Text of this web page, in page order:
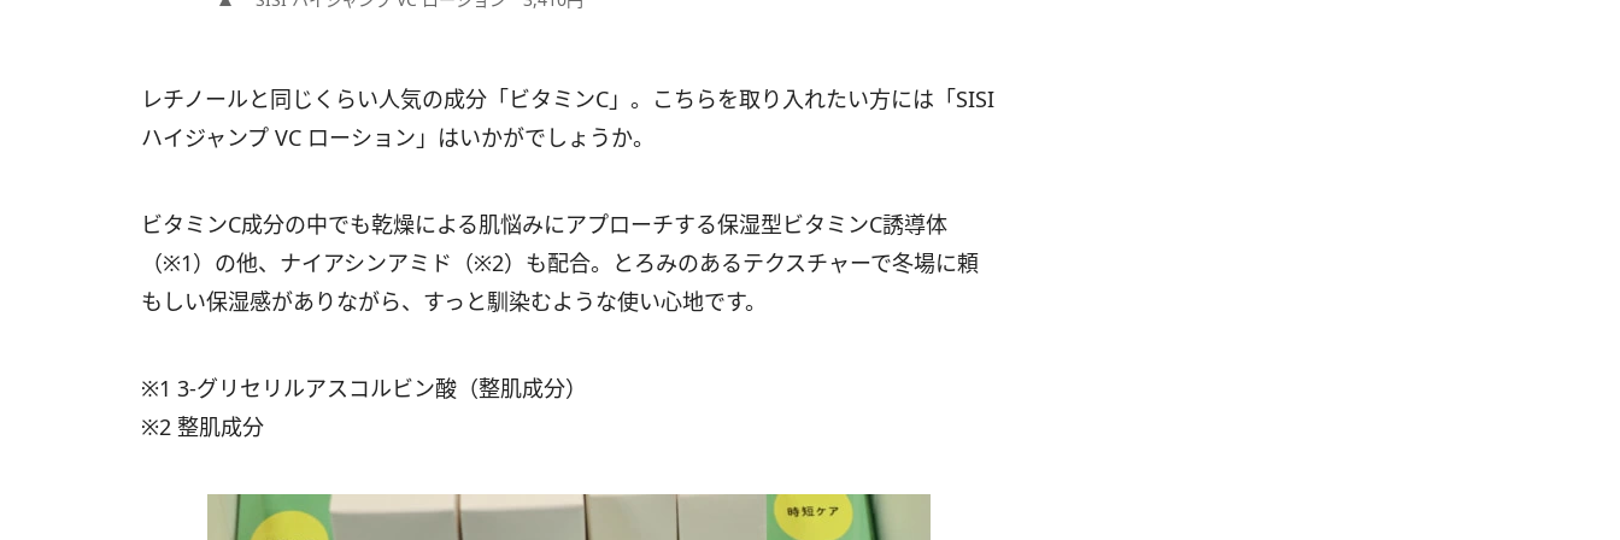
レチノールと同じくらい人気の成分「ビタミンC」。こちらを取り入れたい方には「SISI
ハイジャンプ VC ローション」はいかがでしょうか。
ビタミンC成分の中でも乾燥による肌悩みにアプローチする保湿型ビタミンC誘導体
（※1）の他、ナイアシンアミド（※2）も配合。とろみのあるテクスチャーで冬場に頼
もしい保湿感がありながら、すっと馴染むような使い心地です。
※1 3-グリセリルアスコルビン酸（整肌成分）
※2 整肌成分